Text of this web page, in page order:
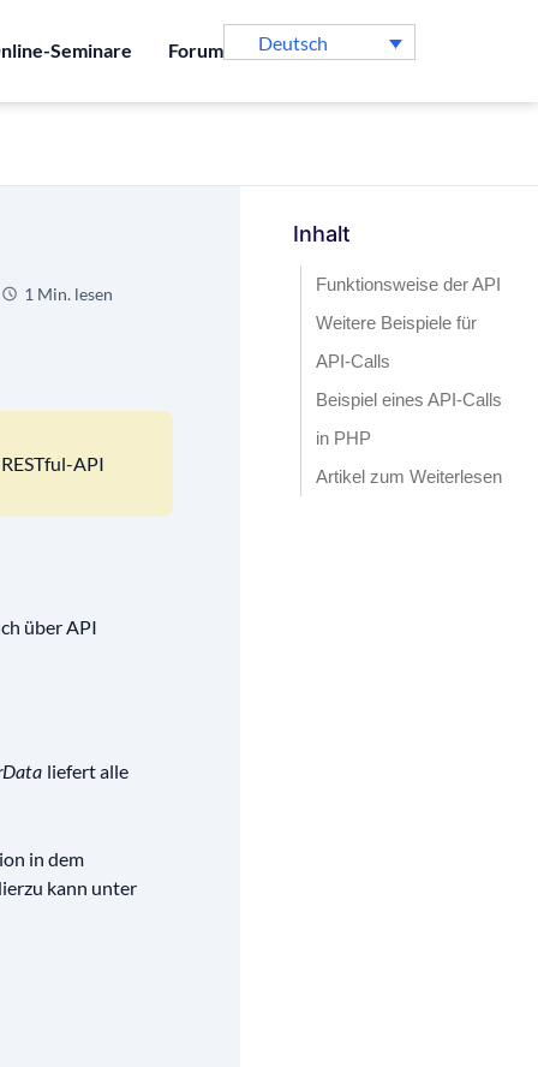
Seminare Forum Deutsch
1 Min. lesen
API
über API
liefert alle
in dem
kann unter
Inhalt
Funktionsweise der API
Weitere Beispiele für
API-Calls
Beispiel eines API-Calls
in PHP
Artikel zum Weiterlesen